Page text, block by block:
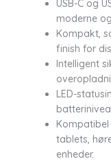
USB-C og
moderne
Kompakt,
finish for
Intelligent
LED-
tablets,
enheder.